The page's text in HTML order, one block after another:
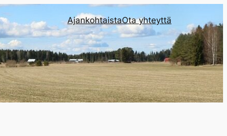
AjankohtaistaOta yhteyttä